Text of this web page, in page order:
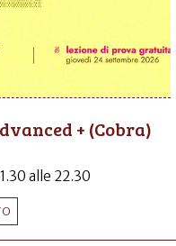
+ (Cobra)
alle 22.30